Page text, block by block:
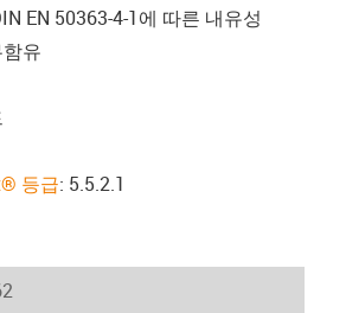
EN 50363-4-1에 따른 내유성
유
등급: 5.5.2.1